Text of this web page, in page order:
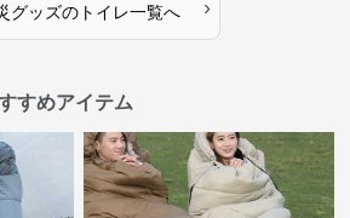
グッズのトイレ一覧へ ›
すめアイテム